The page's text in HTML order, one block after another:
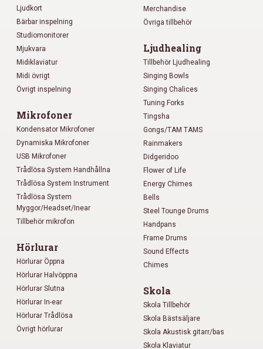
Ljudkort
Bärbar inspelning
Studiomonitorer
Mjukvara
Midiklaviatur
Midi övrigt
Övrigt inspelning
Mikrofoner
Kondensator Mikrofoner
Dynamiska Mikrofoner
USB Mikrofoner
Trådlösa System Handhållna
Trådlösa System Instrument
Trådlösa System
Myggor/Headset/Inear
Tillbehör mikrofon
Hörlurar
Hörlurar Öppna
Hörlurar Halvöppna
Hörlurar Slutna
Hörlurar In-ear
Hörlurar Trådlösa
Övrigt hörlurar
Merchandise
Övriga tillbehör
Ljudhealing
Tillbehör Ljudhealing
Singing Bowls
Singing Chalices
Tuning Forks
Tingsha
Gongs/TAM TAMS
Rainmakers
Didgeridoo
Flower of Life
Energy Chimes
Bells
Steel Tounge Drums
Handpans
Frame Drums
Sound Effects
Chimes
Skola
Skola Tillbehör
Skola Bästsäljare
Skola Akustisk gitarr/bas
Skola Klaviatur